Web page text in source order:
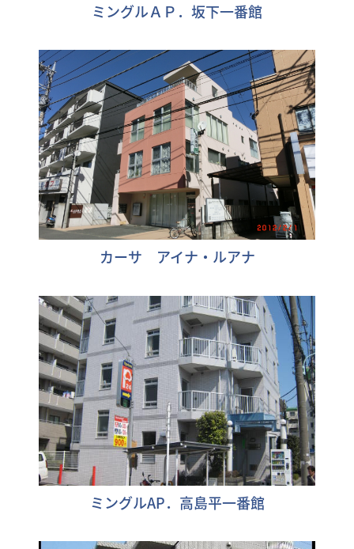
ミングルＡＰ．坂下一番館
カーサ アイナ・ルアナ
ミングルAP．高島平一番館